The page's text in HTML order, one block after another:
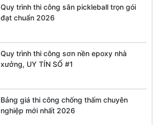
Quy trình thi công sân pickleball trọn gói
đạt chuẩn 2026
Quy trình thi công sơn nền epoxy nhà
xưởng, UY TÍN SỐ #1
Bảng giá thi công chống thấm chuyên
nghiệp mới nhất 2026